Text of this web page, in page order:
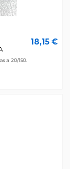
18,15 €
a 20/150.